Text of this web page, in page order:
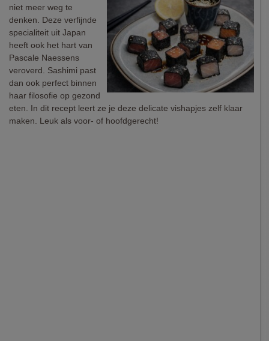
niet meer weg te
denken. Deze verfijnde
specialiteit uit Japan
heeft ook het hart van
Pascale Naessens
veroverd. Sashimi past
dan ook perfect binnen
haar filosofie op gezond
eten. In dit recept leert ze je deze delicate vishapjes zelf klaar
maken. Leuk als voor- of hoofdgerecht!